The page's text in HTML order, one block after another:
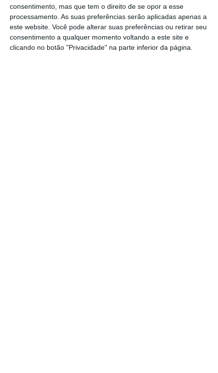
consentimento, mas que tem o direito de se opor a esse
processamento. As suas preferências serão aplicadas apenas a
este website. Você pode alterar suas preferências ou retirar seu
consentimento a qualquer momento voltando a este site e
clicando no botão "Privacidade" na parte inferior da página.
Club, desta vez com uma extensão do FEST
— Festival Novos Realizadores | Novo
Cinema.